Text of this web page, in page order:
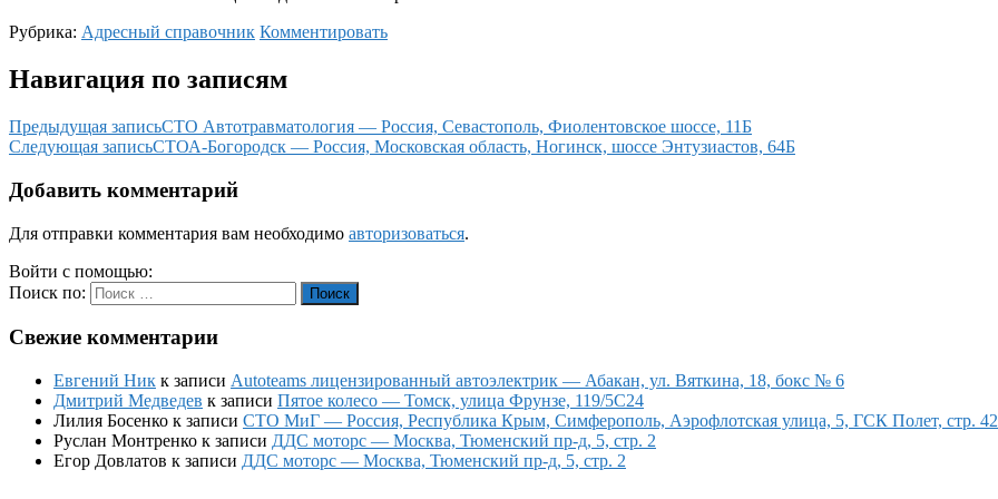
Рубрика: Адресный справочник Комментировать
Навигация по записям
Предыдущая записьСТО Автотравматология — Россия, Севастополь, Фиолентовское шоссе, 11Б
Следующая записьСТОА-Богородск — Россия, Московская область, Ногинск, шоссе Энтузиастов, 64Б
Добавить комментарий
Для отправки комментария вам необходимо авторизоваться.
Войти с помощью:
Поиск по:
Поиск
Свежие комментарии
Евгений Ник к записи Autoteams лицензированный автоэлектрик — Абакан, ул. Вяткина, 18, бокс № 6
Дмитрий Медведев к записи Пятое колесо — Томск, улица Фрунзе, 119/5С24
Лилия Босенко к записи СТО МиГ — Россия, Республика Крым, Симферополь, Аэрофлотская улица, 5, ГСК Полет, стр.
Руслан Монтренко к записи ДДС моторс — Москва, Тюменский пр-д, 5, стр. 2
Егор Довлатов к записи ДДС моторс — Москва, Тюменский пр-д, 5, стр. 2